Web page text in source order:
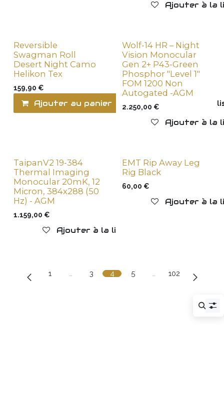
Ajouter à la
Reversible
Swagman Roll
Desert Night Camo
Helikon Tex
159,90 €
Ajouter au panier Ajouter à la
Wolf-14 HR – Night
Vision Monocular
Gen 2+ P43-Green
Phosphor "Level 1"
FOM 1200 Non
Autogated -AGM
2.250,00 €
Ajouter à la
TaipanV2 19-384
Thermal Imaging
Monocular 20mK, 12
Micron, 384x288 (50
Hz) - AGM
1.159,00 €
Ajouter à la liste de souhaits
EMT Rip Away Leg
Rig Black
60,00 €
Ajouter à la
1 … 3 4 5 … 102